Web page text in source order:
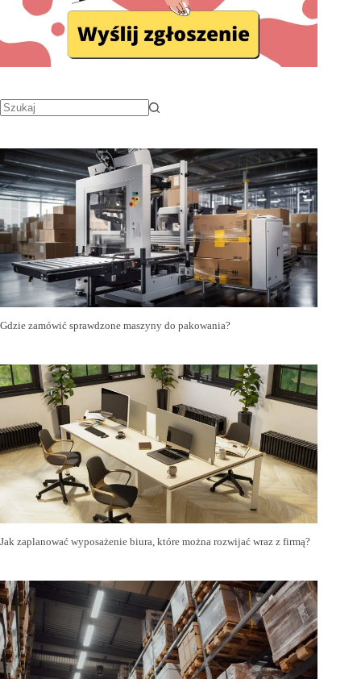
Gdzie zamówić sprawdzone maszyny do pakowania?
Jak zaplanować wyposażenie biura, które można rozwijać wraz z firmą?